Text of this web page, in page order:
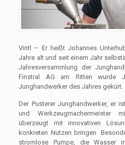
Vintl – Er heißt Johannes
Jahre alt und seit einem Jahr
Jahresversammlung der
Finstral AG am Ritten wurde
Junghandwerker des Jahres gekürt.
Der Pusterer Junghandwerker, er
und Werkzeugmachermeister
überzeugt mit innovativen
konkreten Nutzen bringen.
stromlose Pumpe, die Wasser